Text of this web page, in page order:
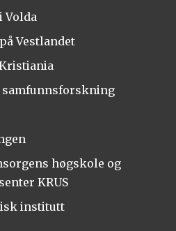
Volda
Vestlandet
høgskole og
KRUS
institutt